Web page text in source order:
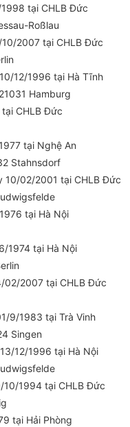
tại CHLB Đức
Roßlau
2007 tại CHLB Đức
12/1996 tại Hà Tĩnh
Hamburg
CHLB Đức
tại Nghệ An
Stahnsdorf
10/02/2001 tại CHLB Đức
tại Hà Nội
1974 tại Hà Nội
02/2007 tại CHLB Đức
9/1983 tại Trà Vinh
Singen
12/1996 tại Hà Nội
10/1994 tại CHLB Đức
tại Hải Phòng